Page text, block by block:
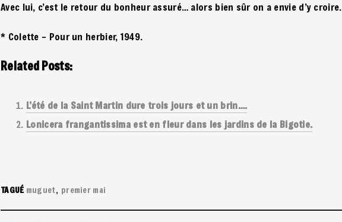
Avec lui, c’est le retour du bonheur assuré… alors bien sûr on a envie d’y croire.
* Colette – Pour un herbier, 1949.
Related Posts:
L’été de la Saint Martin dure trois jours et un brin….
Lonicera frangantissima est en fleur dans les jardins de la Bigotie.
TAGUÉ muguet premier mai